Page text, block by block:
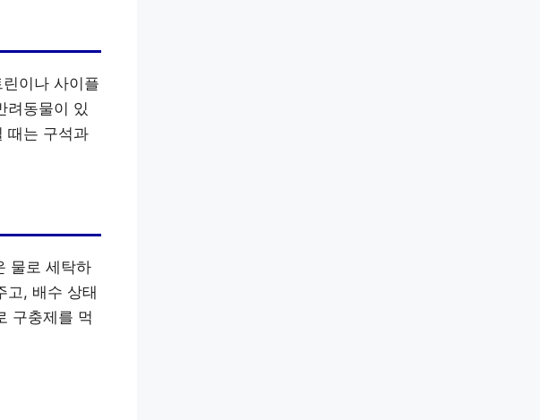
이나 사이플
려동물이 있
때는 구석과
물로 세탁하
고, 배수 상태
구충제를 먹